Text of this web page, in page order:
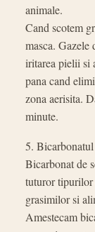
animale.
Cand scotem
masca. Gazele
iritarea pielii si
pana cand
zona aerisita.
minute.
5.
Bicarbonat de
tuturor tipurilor
grasimilor si
Amestecam